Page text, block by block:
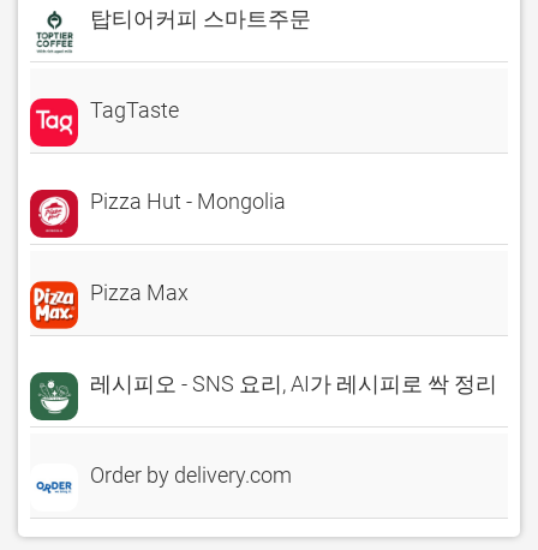
탑티어커피 스마트주문
TagTaste
Pizza Hut - Mongolia
Pizza Max
레시피오 - SNS 요리, AI가 레시피로 싹 정리
Order by delivery.com